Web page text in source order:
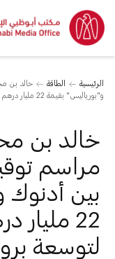
الرئيسية الطاقة
خالد بن
و"بورياليس" بقيمة 22 مليار درهم (6.2 مليار دولار) لتوسعة بروج
خالد بن
مراسم
بين أدنوك
لتوسعة